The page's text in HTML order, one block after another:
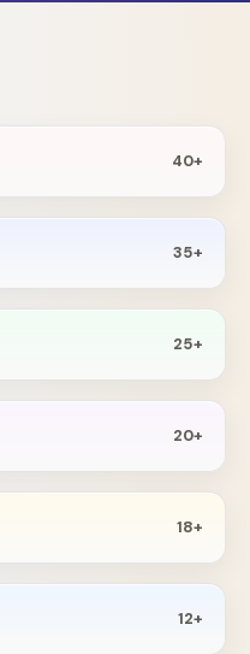
40+
35+
25+
20+
18+
12+